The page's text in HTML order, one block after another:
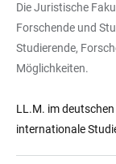
Büchern
und
einem
Globus
der
Alten
Brücke
Die Juristische
Forschende und
Studierende,
Möglichkeiten.
LL.M. im
internationale